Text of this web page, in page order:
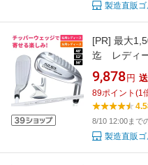
製造直販
[PR] 最大
迄 レディ
(48°/52°/
プローチ サ
【製造直販
9,878 円
89ポイント (1
8/10 12:00まで
製造直販